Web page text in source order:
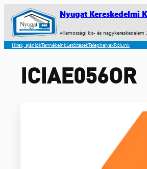
Nyugat Kereskedelmi
villamossági kis- és nagykereskedelem
Hírek, ajánlókTermékeinkLetöltésekTelephelyekRólunk
ICIAE056OR